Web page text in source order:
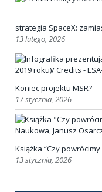
strategia SpaceX:
13 lutego, 2026
Koniec projektu MSR?
17 stycznia, 2026
Książka “Czy
13 stycznia, 2026